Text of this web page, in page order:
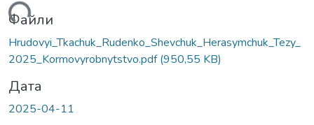
Файли
Hrudovyi_Tkachuk_Rudenko_Shevchuk_Herasymchuk_Tezy_
2025_Kormovyrobnytstvo.pdf(950,55 KB)
Дата
2025-04-11